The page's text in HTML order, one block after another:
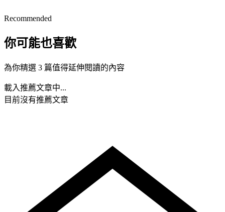
Recommended
你可能也喜歡
為你精選 3 篇值得延伸閱讀的內容
載入推薦文章中...
目前沒有推薦文章